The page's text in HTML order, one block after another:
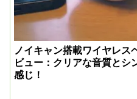
ノイキャン搭載ワイヤレ
ビュー：クリアな音質とシ
感じ！